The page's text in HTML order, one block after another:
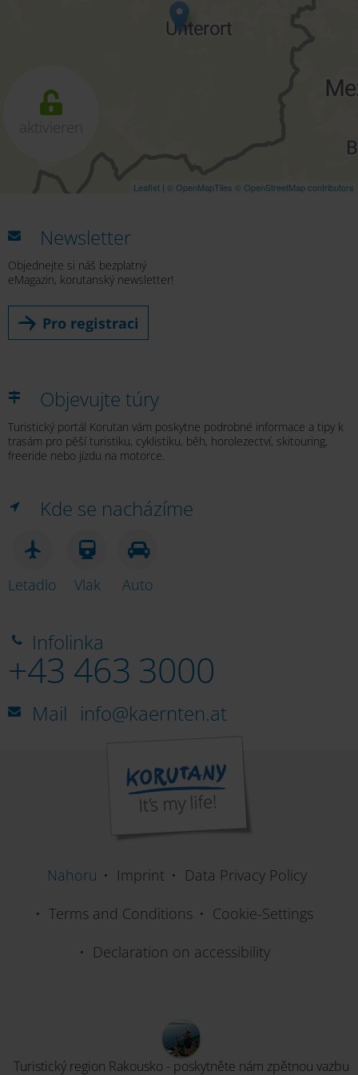
aktivieren
Leaflet | © OpenMapTiles © OpenStreetMap contributors
Newsletter
Objednejte si náš bezplatný
eMagazin, korutanský newsletter!
Pro registraci
Objevujte túry
Turistický portál Korutan vám poskytne podrobné informace a tipy k
trasám pro pěší turistiku, cyklistiku, běh, horolezectví, skitouring,
freeride nebo jízdu na motorce.
Kde se nacházíme
Letadlo Vlak Auto
Infolinka
+43 463 3000
Mail info@kaernten.at
Nahoru Imprint
Data Privacy Policy
Terms and Conditions
Cookie-Settings
Declaration on accessibility
Turistický region Rakousko - poskytněte nám zpětnou vazbu